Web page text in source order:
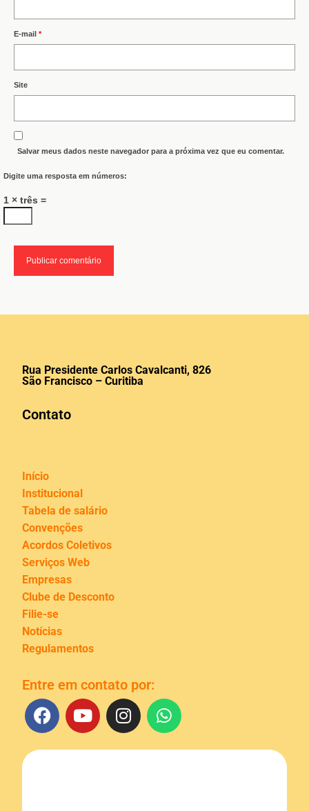
E-mail *
Site
Salvar meus dados neste navegador para a próxima vez que eu comentar.
Digite uma resposta em números:
1 × três =
Rua Presidente Carlos Cavalcanti, 826
São Francisco – Curitiba
Contato
Início
Institucional
Tabela de salário
Convenções
Acordos Coletivos
Serviços Web
Empresas
Clube de Desconto
Filie-se
Notícias
Regulamentos
Entre em contato por: